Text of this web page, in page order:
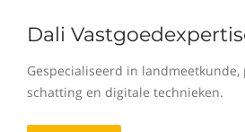
Dali
Gespecialiseerd in
schatting en digitale technieken.